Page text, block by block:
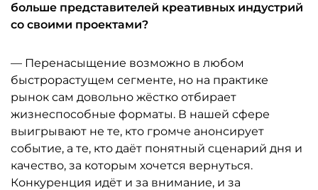
больше представителей креативных индустрий
со своими проектами?
— Перенасыщение возможно в любом
быстрорастущем сегменте, но на практике
рынок сам довольно жёстко отбирает
жизнеспособные форматы. В нашей сфере
выигрывают не те, кто громче анонсирует
событие, а те, кто даёт понятный сценарий дня и
качество, за которым хочется вернуться.
Конкуренция идёт и за внимание, и за